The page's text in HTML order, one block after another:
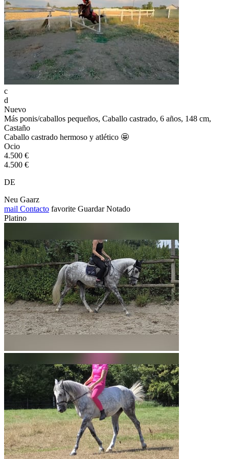
c
d
Nuevo
Más ponis/caballos pequeños, Caballo castrado, 6 años, 148 cm,
Castaño
Caballo castrado hermoso y atlético 🤩
Ocio
4.500 €
4.500 €
DE
Neu Gaarz
mail Contacto favorite Guardar Notado
Platino